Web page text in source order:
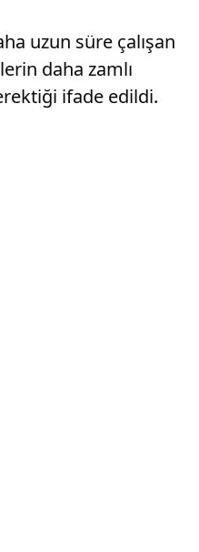
uzun süre çalışan
daha zamlı
ifade edildi.